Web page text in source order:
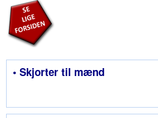
• Skjorter til mænd